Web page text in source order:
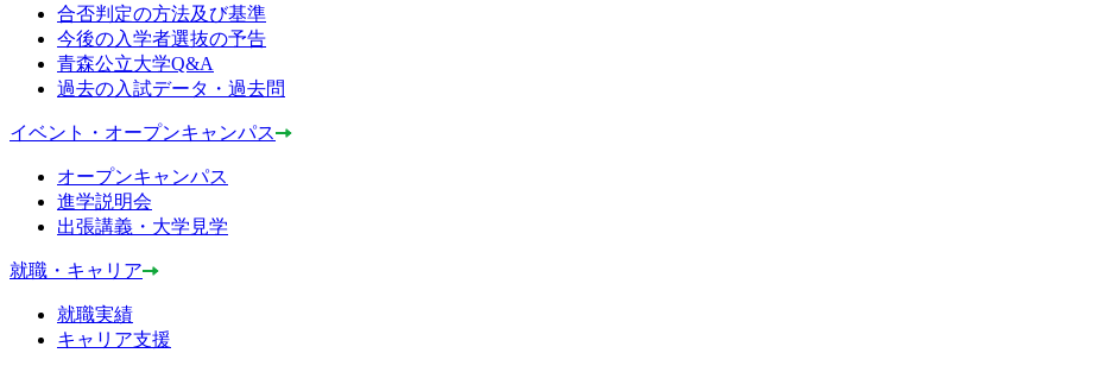
合否判定の方法及び基準
今後の入学者選抜の予告
青森公立大学Q&A
過去の入試データ・過去問
イベント・オープンキャンパス
オープンキャンパス
進学説明会
出張講義・大学見学
就職・キャリア
就職実績
キャリア支援